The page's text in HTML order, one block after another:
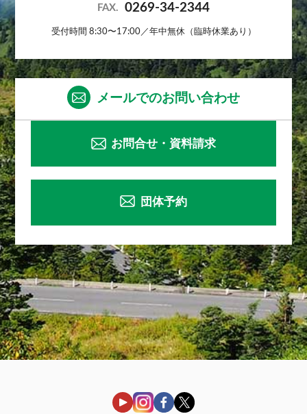
FAX. 0269-34-2344
受付時間 8:30〜17:00／年中無休（臨時休業あり）
メールでのお問い合わせ
お問合せ・資料請求
団体予約